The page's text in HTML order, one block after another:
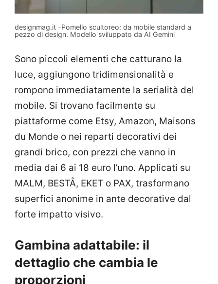
designmag.it -Pomello scultoreo: da mobile standard a
pezzo di design. Modello sviluppato da AI Gemini
Sono piccoli elementi che catturano la
luce, aggiungono tridimensionalità e
rompono immediatamente la serialità del
mobile. Si trovano facilmente su
piattaforme come Etsy, Amazon, Maisons
du Monde o nei reparti decorativi dei
grandi brico, con prezzi che vanno in
media dai 6 ai 18 euro l’uno. Applicati su
MALM, BESTÅ, EKET o PAX, trasformano
superfici anonime in ante decorative dal
forte impatto visivo.
Gambina adattabile: il
dettaglio che cambia le
proporzioni